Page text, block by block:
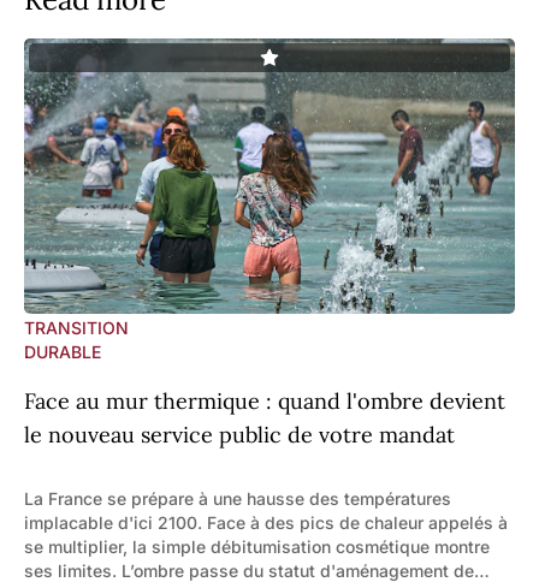
TRANSITION
DURABLE
Face au mur thermique : quand l'ombre devient
le nouveau service public de votre mandat
La France se prépare à une hausse des températures
implacable d'ici 2100. Face à des pics de chaleur appelés à
se multiplier, la simple débitumisation cosmétique montre
ses limites. L’ombre passe du statut d'aménagement de